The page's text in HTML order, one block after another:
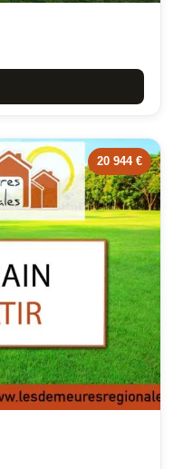
20 944 €